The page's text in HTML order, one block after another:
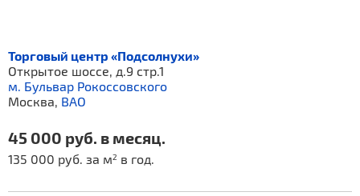
Торговый центр «Подсолнухи»
Открытое шоссе, д.9 стр.1
м. Бульвар Рокоссовского
Москва, ВАО
45 000 руб. в месяц.
135 000 руб. за м2 в год.